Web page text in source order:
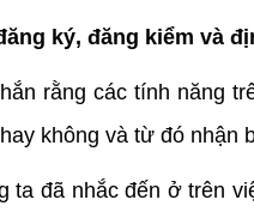
ký, đăng kiểm và
rằng các tính năng
không và từ đó nhận
ta đã nhắc đến ở trên